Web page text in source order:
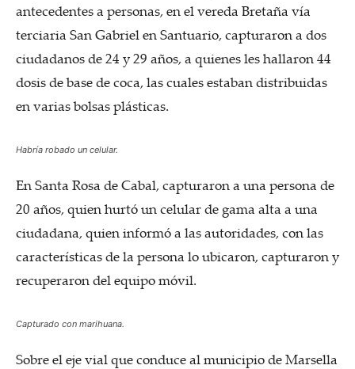
antecedentes a personas, en el vereda Bretaña vía
terciaria San Gabriel en Santuario, capturaron a dos
ciudadanos de 24 y 29 años, a quienes les hallaron 44
dosis de base de coca, las cuales estaban distribuidas
en varias bolsas plásticas.
Habría robado un celular.
En Santa Rosa de Cabal, capturaron a una persona de
20 años, quien hurtó un celular de gama alta a una
ciudadana, quien informó a las autoridades, con las
características de la persona lo ubicaron, capturaron y
recuperaron del equipo móvil.
Capturado con marihuana.
Sobre el eje vial que conduce al municipio de Marsella